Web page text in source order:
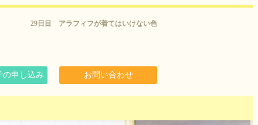
29日目 アラフィフが着てはいけない色
の申し込み お問い合わせ